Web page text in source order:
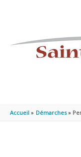
Accueil Démarches